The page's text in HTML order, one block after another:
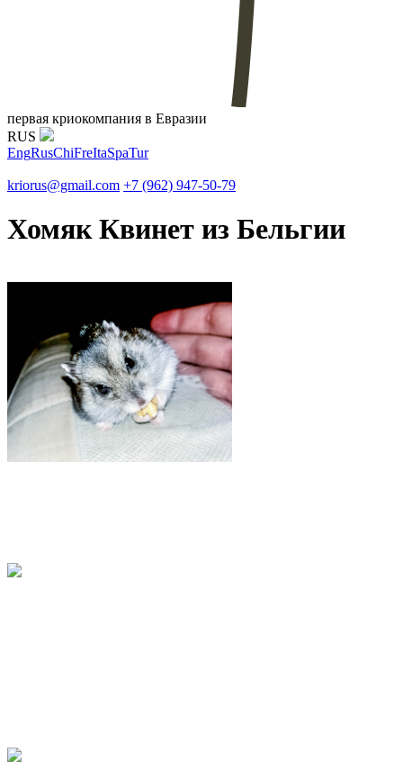
первая криокомпания в Евразии
RUS
EngRusChiFreItaSpaTur
kriorus@gmail.com +7 (962) 947-50-79
Хомяк Квинет из Бельгии